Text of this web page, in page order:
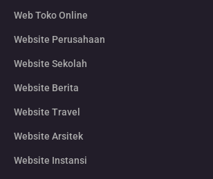
Web Toko Online
Website Perusahaan
Website Sekolah
Website Berita
Website Travel
Website Arsitek
Website Instansi